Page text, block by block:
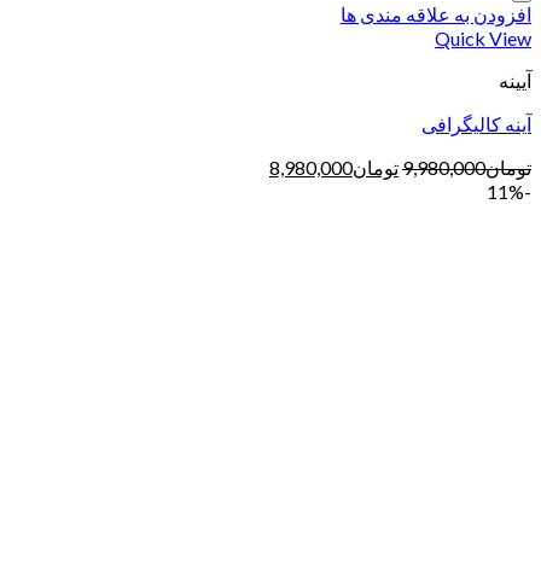
افزودن به علاقه مندی ها
Quick View
آیینه
آینه کالیگرافی
تومان9,980,000تومان8,980,000
-11%